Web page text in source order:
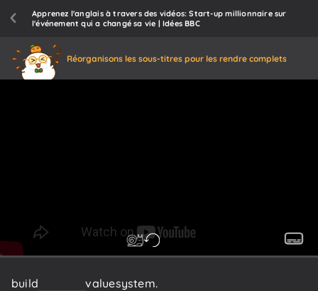
Apprenez l'anglais à travers des vidéos: Start-up millionnaire sur
l'événement qui a changé sa vie | Idées BBC
Réorganisons les sous-titres pour les rendre complets
build ownvaluesystem.